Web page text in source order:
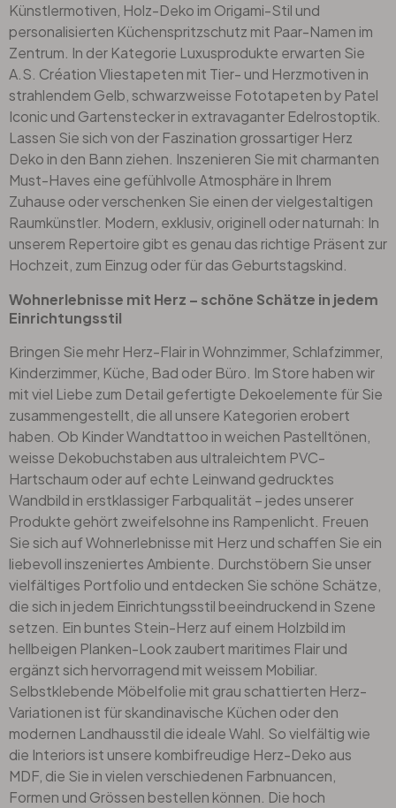
Künstlermotiven, Holz-Deko im Origami-Stil und
personalisierten Küchenspritzschutz mit Paar-Namen im
Zentrum. In der Kategorie Luxusprodukte erwarten Sie
A.S. CréationVliestapeten mit Tier- und Herzmotiven in
strahlendem Gelb, schwarzweisse Fototapeten by Patel
Iconic und Gartenstecker in extravaganter Edelrostoptik.
Lassen Sie sich von der Faszination grossartiger Herz
Deko in den Bann ziehen. Inszenieren Sie mit charmanten
Must-Haves eine gefühlvolle Atmosphäre in Ihrem
Zuhause oder verschenken Sie einen der vielgestaltigen
Raumkünstler. Modern, exklusiv, originell oder naturnah: In
unserem Repertoire gibt es genau das richtige Präsent zur
Hochzeit, zum Einzug oder für das Geburtstagskind.
Wohnerlebnisse mit Herz – schöne Schätze in jedem
Einrichtungsstil
Bringen Sie mehr Herz-Flair in Wohnzimmer, Schlafzimmer,
Kinderzimmer, Küche, Bad oder Büro. Im Store haben wir
mit viel Liebe zum Detail gefertigte Dekoelemente für Sie
zusammengestellt, die all unsere Kategorien erobert
haben. Ob Kinder Wandtattoo in weichen Pastelltönen,
weisse Dekobuchstaben aus ultraleichtem PVC-
Hartschaum oder auf echte Leinwand gedrucktes
Wandbild in erstklassiger Farbqualität – jedes unserer
Produkte gehört zweifelsohne ins Rampenlicht. Freuen
Sie sich auf Wohnerlebnisse mit Herz und schaffen Sie ein
liebevoll inszeniertes Ambiente. Durchstöbern Sie unser
vielfältiges Portfolio und entdecken Sie schöne Schätze,
die sich in jedem Einrichtungsstil beeindruckend in Szene
setzen. Ein buntes Stein-Herz auf einem Holzbild im
hellbeigen Planken-Look zaubert maritimes Flair und
ergänzt sich hervorragend mit weissem Mobiliar.
Selbstklebende Möbelfolie mit grau schattierten Herz-
Variationen ist für skandinavische Küchen oder den
modernen Landhausstil die ideale Wahl. So vielfältig wie
die Interiors ist unsere kombifreudige Herz-Deko aus
MDF, die Sie in vielen verschiedenen Farbnuancen,
Formen und Grössen bestellen können. Die hoch